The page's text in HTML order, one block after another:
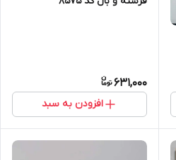
631,000
افزودن به سبد